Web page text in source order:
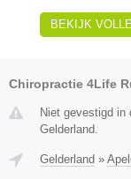
BEKIJK
Chiropractie 4Life
Niet gevestigd in
Gelderland.
Gelderland »